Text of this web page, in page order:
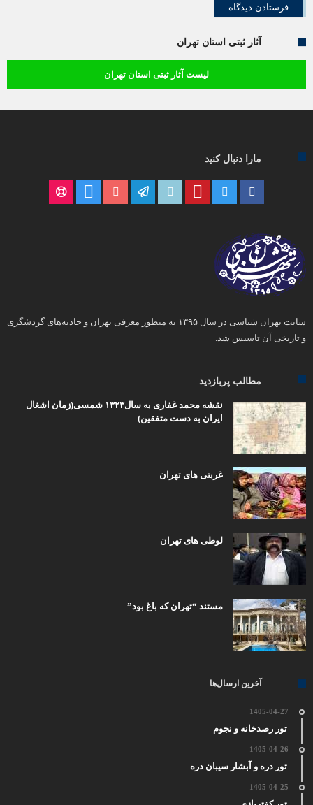
آثار ثبتی استان تهران
لیست آثار ثبتی استان تهران
مارا دنبال کنید
سایت تهران شناسی در سال ۱۳۹۵ به منظور معرفی تهران و جاذبه‌های گردشگری
و تاریخی آن تاسیس شد.
مطالب پربازدید
نقشه محمد غفاری به سال۱۳۲۳ شمسی(زمان اشغال
ایران به دست متفقین)
غربتی های تهران
لوطی های تهران
مستند “تهران که باغ بود”
آخرین ارسال‌ها
1405-04-27
تور رصدخانه و نجوم
1405-04-26
تور دره و آبشار سیبان دره
1405-04-25